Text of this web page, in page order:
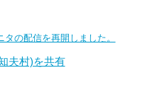
の配信を再開しました。
夫村)を共有